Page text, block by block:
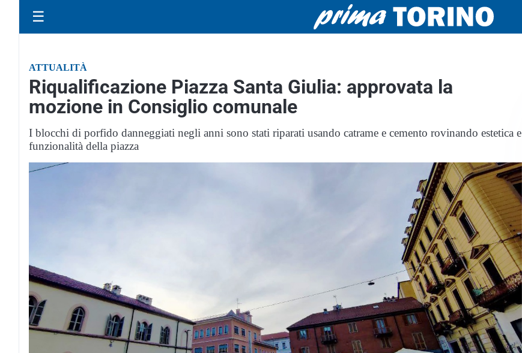
☰
ATTUALITÀ
Riqualificazione Piazza Santa Giulia: approvata la
mozione in Consiglio comunale
I blocchi di porfido danneggiati negli anni sono stati riparati usando catrame e cemento rovinando estetica e
funzionalità della piazza